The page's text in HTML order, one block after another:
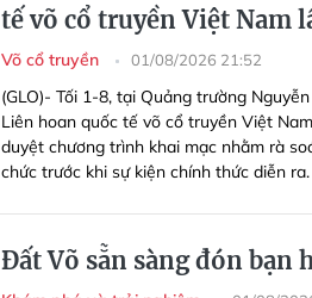
tế võ cổ truyền Việt Nam
Võ cổ truyền 01/08/2026 21:52
(GLO)- Tối 1-8, tại Quảng trường
Liên hoan quốc tế võ cổ truyền Việt
duyệt chương trình khai mạc nhằm rà
chức trước khi sự kiện chính thức diễn ra.
Đất Võ sẵn sàng đón bạn